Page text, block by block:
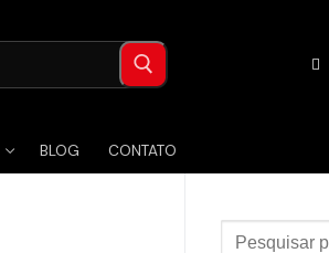
BLOG CONTATO
Procurar: